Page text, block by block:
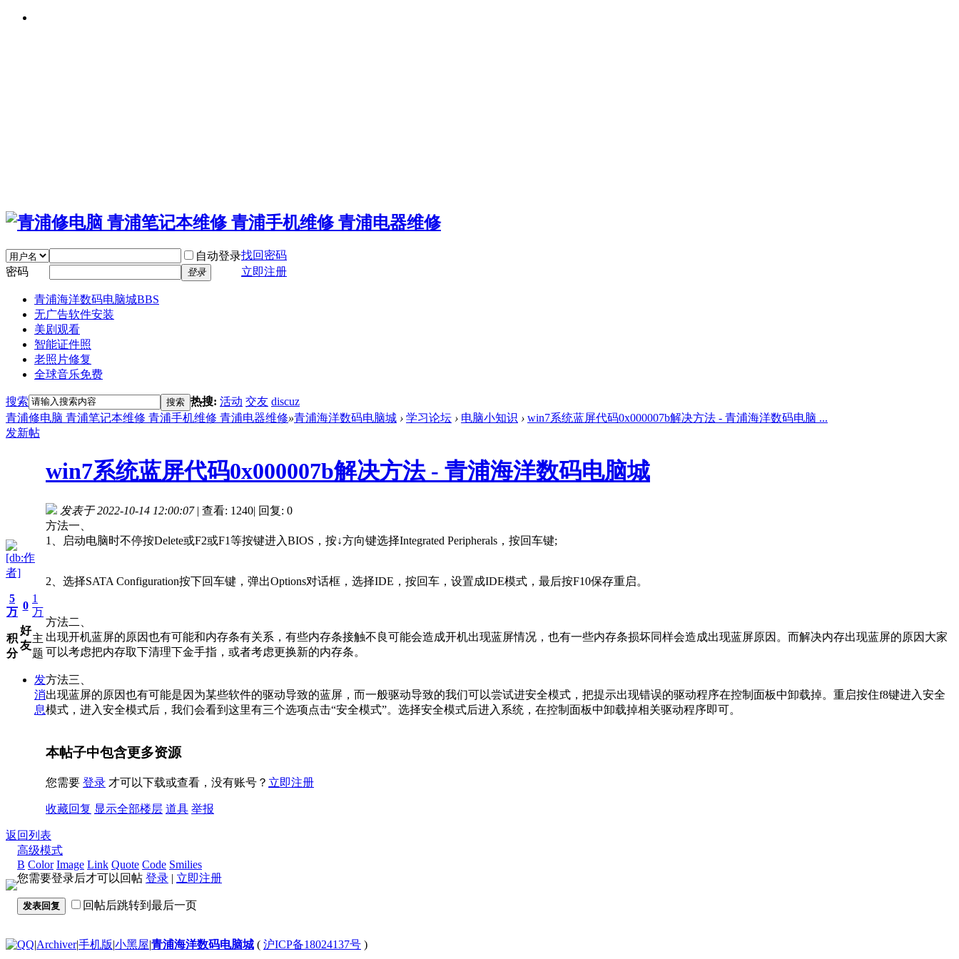
自动登录找回密码
密码
登录 立即注册
青浦海洋数码电脑城BBS
无广告软件安装
美剧观看
智能证件照
老照片修复
全球音乐免费
搜索 搜索 热搜: 活动 交友 discuz
青浦修电脑 青浦笔记本维修 青浦手机维修 青浦电器维修»青浦海洋数码电脑城 › 学习论坛 › 电脑小知识 › win7系统蓝屏代码0x000007b解决方法 - 青浦海洋数码电脑 ...
发新帖
[db:作
者]
5
万
积
分
0
好
友
1
万
主
题
发
消
息
win7系统蓝屏代码0x000007b解决方法 - 青浦海洋数码电脑城
发表于 2022-10-14 12:00:07 | 查看: 1240| 回复: 0
方法一、
1、启动电脑时不停按Delete或F2或F1等按键进入BIOS，按↓方向键选择Integrated Peripherals，按回车键;
2、选择SATA Configuration按下回车键，弹出Options对话框，选择IDE，按回车，设置成IDE模式，最后按F10保存重启。
方法二、
出现开机蓝屏的原因也有可能和内存条有关系，有些内存条接触不良可能会造成开机出现蓝屏情况，也有一些内存条损坏同样会造成出现蓝屏原因。而解决内存出现蓝屏的原因大家
可以考虑把内存取下清理下金手指，或者考虑更换新的内存条。
方法三、
出现蓝屏的原因也有可能是因为某些软件的驱动导致的蓝屏，而一般驱动导致的我们可以尝试进安全模式，把提示出现错误的驱动程序在控制面板中卸载掉。重启按住f8键进入安全
模式，进入安全模式后，我们会看到这里有三个选项点击“安全模式”。选择安全模式后进入系统，在控制面板中卸载掉相关驱动程序即可。
本帖子中包含更多资源
您需要 登录 才可以下载或查看，没有账号？ 立即注册
收藏回复 显示全部楼层 道具 举报
返回列表
高级模式
B Color Image Link Quote Code Smilies
您需要登录后才可以回帖 登录 | 立即注册
发表回复 回帖后跳转到最后一页
|Archiver|手机版|小黑屋|青浦海洋数码电脑城 ( 沪ICP备18024137号 )